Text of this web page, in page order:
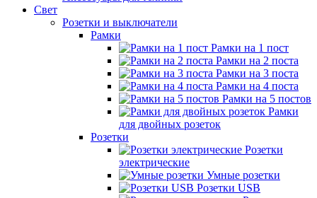
Свет
Розетки и выключатели
Рамки
Рамки на 1 пост
Рамки на 2 поста
Рамки на 3 поста
Рамки на 4 поста
Рамки на 5 постов
Рамки
для двойных розеток
Розетки
Розетки
электрические
Умные розетки
Розетки USB